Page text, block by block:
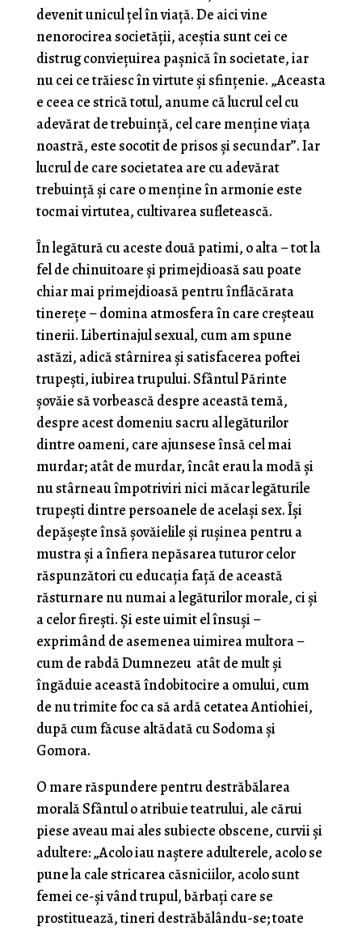
devenit unicul țel în viață. De aici vine
nenorocirea societății, aceștia sunt cei ce
distrug conviețuirea pașnică în societate, iar
nu cei ce trăiesc în virtute și sfințenie. „Aceasta
e ceea ce strică totul, anume că lucrul cel cu
adevărat de trebuință, cel care menține viața
noastră, este socotit de prisos și secundar”. Iar
lucrul de care societatea are cu adevărat
trebuință și care o menține în armonie este
tocmai virtutea, cultivarea sufletească.
În legătură cu aceste două patimi, o alta – tot la
fel de chinuitoare și primejdioasă sau poate
chiar mai primejdioasă pentru înflăcărata
tinerețe – domina atmosfera în care creșteau
tinerii. Libertinajul sexual, cum am spune
astăzi, adică stârnirea și satisfacerea poftei
trupești, iubirea trupului. Sfântul Părinte
șovăie să vorbească despre această temă,
despre acest domeniu sacru al legăturilor
dintre oameni, care ajunsese însă cel mai
murdar; atât de murdar, încât erau la modă și
nu stârneau împotriviri nici măcar legăturile
trupești dintre persoanele de același sex. Își
depășește însă șovăielile și rușinea pentru a
mustra și a înfiera nepăsarea tuturor celor
răspunzători cu educația față de această
răsturnare nu numai a legăturilor morale, ci și
a celor firești. Și este uimit el însuși –
exprimând de asemenea uimirea multora –
cum de rabdă Dumnezeu atât de mult și
îngăduie această îndobitocire a omului, cum
de nu trimite foc ca să ardă cetatea Antiohiei,
după cum făcuse altădată cu Sodoma și
Gomora.
O mare răspundere pentru destrăbălarea
morală Sfântul o atribuie teatrului, ale cărui
piese aveau mai ales subiecte obscene, curvii și
adultere: „Acolo iau naștere adulterele, acolo se
pune la cale stricarea căsniciilor, acolo sunt
femei ce-și vând trupul, bărbați care se
prostituează, tineri destrăbălându-se; toate